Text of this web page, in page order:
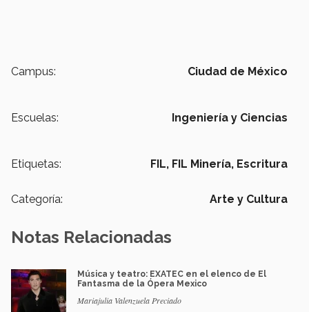
Campus: Ciudad de México
Escuelas: Ingeniería y Ciencias
Etiquetas: FIL, FIL Minería, Escritura
Categoría: Arte y Cultura
Notas Relacionadas
Música y teatro: EXATEC en el elenco de El
Fantasma de la Ópera Mexico
Mariajulia Valenzuela Preciado